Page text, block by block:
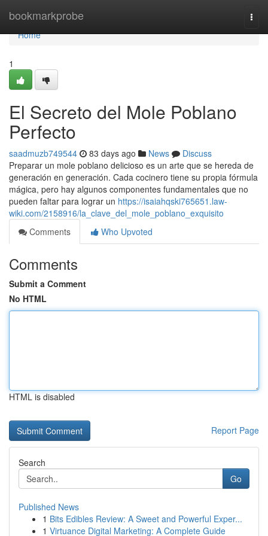
bookmarkprobe
Home
Home
1
El Secreto del Mole Poblano
Perfecto
saadmuzb749544 83 days ago News
Discuss
Preparar un mole poblano delicioso es un arte que se hereda de
generación en generación. Cada cocinero tiene su propia fórmula
mágica, pero hay algunos componentes fundamentales que no
pueden faltar para lograr un https://isaiahqski765651.law-
wiki.com/2158916/la_clave_del_mole_poblano_exquisito
Comments
Who Upvoted
Comments
Submit a Comment
No HTML
HTML is disabled
Report Page
Search
Go
Published News
1 Bits Edibles Review: A Sweet and Powerful Exper...
1 Virtuance Digital Marketing: A Complete Guide